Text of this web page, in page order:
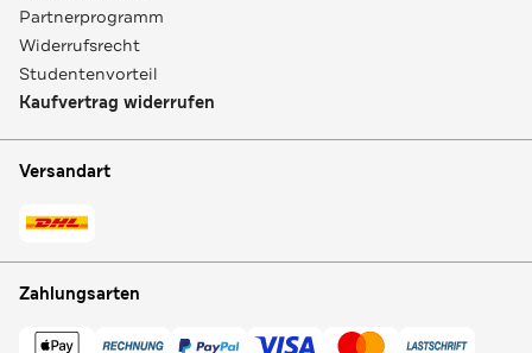
Partnerprogramm
Widerrufsrecht
Studentenvorteil
Kaufvertrag widerrufen
Versandart
Zahlungsarten